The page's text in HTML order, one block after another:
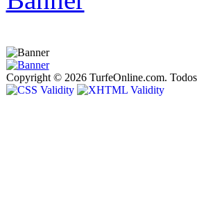
Copyright © 2026 TurfeOnline.com. Todos